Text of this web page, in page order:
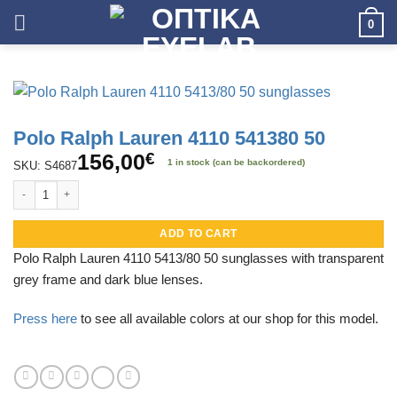
0
Polo Ralph Lauren 4110 541380 50
SKU: S4687156,00€ 1 in stock (can be backordered)
Polo Ralph Lauren 4110 541380 50 quantity
ADD TO CART
Polo Ralph Lauren 4110 5413/80 50 sunglasses with transparent
grey frame and dark blue lenses.
Press here to see all available colors at our shop for this model.